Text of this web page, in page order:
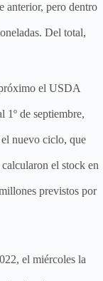
anterior, pero dentro
Del total,
el USDA
1º de septiembre,
nuevo ciclo, que
el stock en
previstos por
el miércoles la